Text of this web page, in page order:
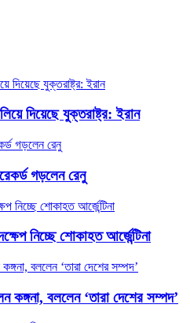
দিয়েছে যুক্তরাষ্ট্র: ইরান
গড়লেন রেনু
নিচ্ছে শোকাহত আর্জেন্টিনা
কঙ্গনা, বললেন ‘তারা দেশের সম্পদ’